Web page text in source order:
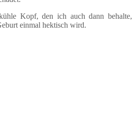
Kopf, den ich auch dann behal­te,
ein­mal hek­tisch wird.